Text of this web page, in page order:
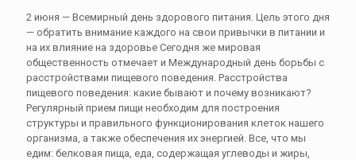
2 июня — Всемирный день здорового питания. Цель этого дня
— обратить внимание каждого на свои привычки в питании и
на их влияние на здоровье Сегодня же мировая
общественность отмечает и Международный день борьбы с
расстройствами пищевого поведения. Расстройства
пищевого поведения: какие бывают и почему возникают?
Регулярный прием пищи необходим для построения
структуры и правильного функционирования клеток нашего
организма, а также обеспечения их энергией. Все, что мы
едим: белковая пища, еда, содержащая углеводы и жиры,